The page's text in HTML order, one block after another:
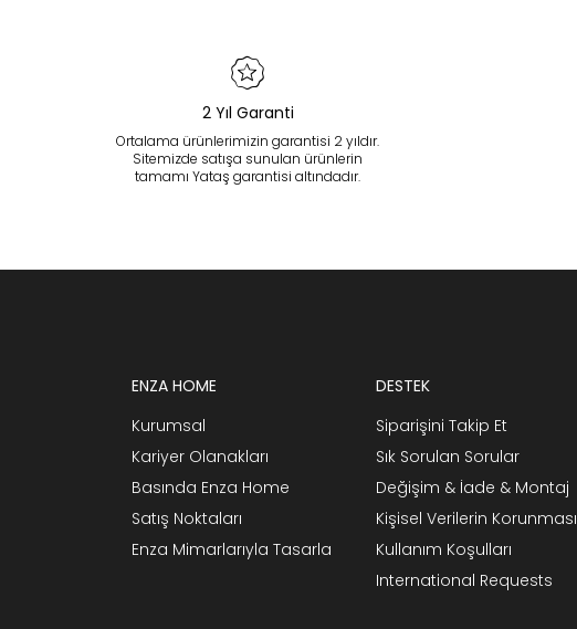
2 Yıl Garanti
Ortalama ürünlerimizin garantisi 2 yıldır.
Sitemizde satışa sunulan ürünlerin
tamamı Yataş garantisi altındadır.
ENZA HOME
Kurumsal
Kariyer Olanakları
Basında Enza Home
Satış Noktaları
Enza Mimarlarıyla Tasarla
DESTEK
Siparişini Takip Et
Sık Sorulan Sorular
Değişim & İade & Montaj
Kişisel Verilerin Korunması
Kullanım Koşulları
International Requests